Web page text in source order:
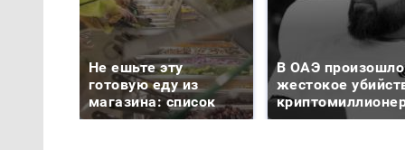
Не ешьте эту
готовую еду из
магазина: список
В ОАЭ произошло
жестокое